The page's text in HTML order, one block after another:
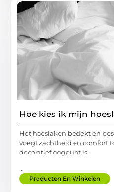
Hoe kies ik mijn
Het hoeslaken bedekt en
voegt zachtheid en comfort
decoratief oogpunt is
...
Producten En Winkelen